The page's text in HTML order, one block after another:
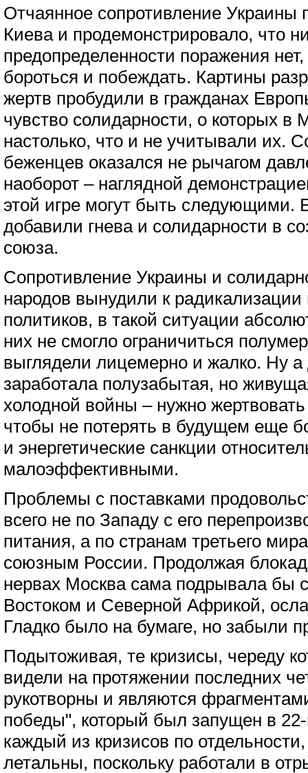
Отчаянное сопротивление Украины
Киева и продемонстрировало, что
предопределенности поражения
бороться и побеждать. Картины
жертв пробудили в гражданах
чувство солидарности, о которых в
настолько, что и не учитывали их.
беженцев оказался не рычагом
наоборот – наглядной
этой игре могут быть следующими.
добавили гнева и солидарности в
союза.
Сопротивление Украины и
народов вынудили к радикализации
политиков, в такой ситуации
них не смогло ограничиться
выглядели лицемерно и жалко. Ну
заработала полузабытая, но
холодной войны – нужно
чтобы не потерять в будущем еще
и энергетические санкции
малоэффективными.
Проблемы с поставками
всего не по Западу с его
питания, а по странам третьего
союзным России. Продолжая
нервах Москва сама подрывала бы
Востоком и Северной Африкой,
Гладко было на бумаге, но забыли
Подытоживая, те кризисы, череду
видели на протяжении последних
рукотворны и являются
победы", который был запущен в
каждый из кризисов по
летальны, поскольку работали в